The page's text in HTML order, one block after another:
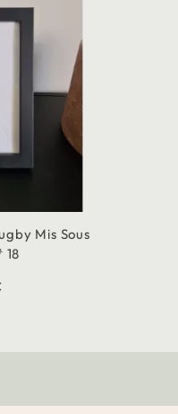
Mis Sous
18